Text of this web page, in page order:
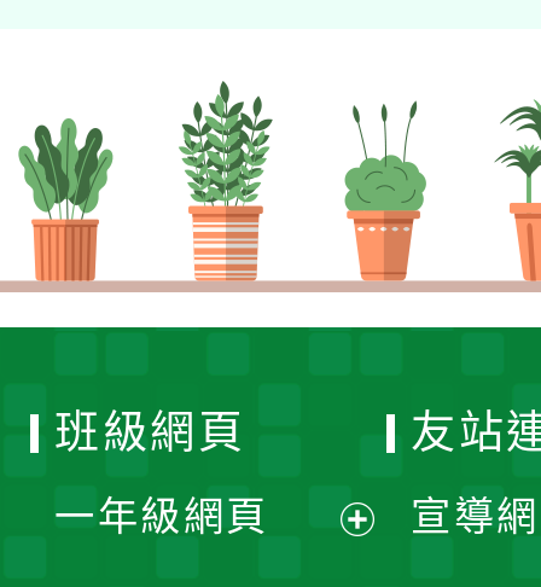
班級網頁
一年級網頁
友站
宣導